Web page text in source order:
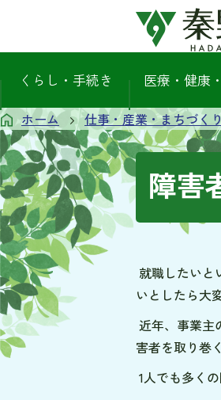
くらし・手続き 医療・健康
ホーム 仕事・産業・まちづく
障害
就職したいと
いとしたら大
近年、事業主
害者を取り巻
1人でも多く